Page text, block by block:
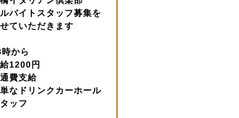
バイトスタッフ募集を
ていただきます
から
1200円
費支給
なドリンクカーホール
ッフ